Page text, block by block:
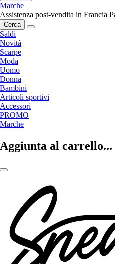
Marche
Assistenza post-vendita in Francia
Cerca
Saldi
Novità
Scarpe
Moda
Uomo
Donna
Bambini
Articoli sportivi
Accessori
PROMO
Marche
Aggiunta al carrello...